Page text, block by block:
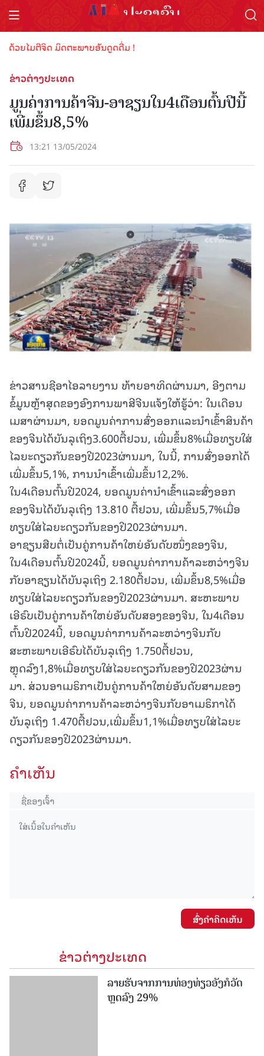
ວຍໄມຕີຈິດ ມິດຕະພາບອັນດູດດື່ມ !
ຂ່າວຕ່າງປະເທດ
ມູນຄ່າການຄ້າຈີນ-ອາຊຽນໃນ4ເດືອນຕົ້ນປີນີ້
ເພີ່ມຂຶ້ນ8,5%
13:21 13/05/2024
ຂ່າວສານຊີອາໄອລາຍງານ ທ້າຍອາທິດຜ່ານມາ, ອີງຕາມ
ຂໍ້ມູນຫຼ້າສຸດຂອງອົງການພາສີຈີນແຈ້ງໃຫ້ຮູ້ວ່າ: ໃນເດືອນ
ເມສາຜ່ານມາ, ຍອດມູນຄ່າການສົ່ງອອກແລະນຳເຂົ້າສິນຄ້າ
ຂອງຈີນໄດ້ບັນລຸເຖິງ3.600ຕື້ຢວນ, ເພີ່ມຂຶ້ນ8%ເມື່ອທຽບໃສ່
ໄລຍະດຽວກັນຂອງປີ2023ຜ່ານມາ, ໃນນີ້, ການສົ່ງອອກໄດ້
ເພີ່ມຂຶ້ນ5,1%, ການນຳເຂົ້າເພີ່ມຂຶ້ນ12,2%.
ໃນ4ເດືອນຕົ້ນປີ2024, ຍອດມູນຄ່ານຳເຂົ້າແລະສົ່ງອອກ
ຂອງຈີນໄດ້ບັນລຸເຖິງ 13.810 ຕື້ຢວນ, ເພີ່ມຂຶ້ນ5,7%ເມື່ອ
ທຽບໃສ່ໄລຍະດຽວກັນຂອງປີ2023ຜ່ານມາ.
ອາຊຽນສືບຕໍ່ເປັນຄູ່ການຄ້າໃຫຍ່ອັນດັບໜຶ່ງຂອງຈີນ,
ໃນ4ເດືອນຕົ້ນປີ2024ນີ້, ຍອດມູນຄ່າການຄ້າລະຫວ່າງຈີນ
ກັບອາຊຽນໄດ້ບັນລຸເຖິງ 2.180ຕື້ຢວນ, ເພີ່ມຂຶ້ນ8,5%ເມື່ອ
ທຽບໃສ່ໄລຍະດຽວກັນຂອງປີ2023ຜ່ານມາ. ສະຫະພາບ
ເອີຣົບເປັນຄູ່ການຄ້າໃຫຍ່ອັນດັບສອງຂອງຈີນ, ໃນ4ເດືອນ
ຕົ້ນປີ2024ນີ້, ຍອດມູນຄ່າການຄ້າລະຫວ່າງຈີນກັບ
ສະຫະພາບເອີຣົບໄດ້ບັນລຸເຖິງ 1.750ຕື້ຢວນ,
ຫຼຸດລົງ1,8%ເມື່ອທຽບໃສ່ໄລຍະດຽວກັນຂອງປີ2023ຜ່ານ
ມາ. ສ່ວນອາເມຣິກາເປັນຄູ່ການຄ້າໃຫຍ່ອັນດັບສາມຂອງ
ຈີນ, ຍອດມູນຄ່າການຄ້າລະຫວ່າງຈີນກັບອາເມຣິກາໄດ້
ບັນລຸເຖິງ 1.470ຕື້ຢວນ,ເພີ່ມຂຶ້ນ1,1%ເມື່ອທຽບໃສ່ໄລຍະ
ດຽວກັນຂອງປີ2023ຜ່ານມາ.
ຄໍາເຫັນ
ສົ່ງຄໍາຄິດເຫັນ
ຂ່າວຕ່າງປະເທດ
ລາຍຮັບຈາກການທ່ອງທ່ຽວອັງກໍວັດ
ຫຼດລົງ 29%